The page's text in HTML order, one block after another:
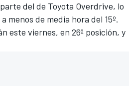
del de Toyota Overdrive, lo
menos de media hora del 15º.
este viernes, en 26ª posición, y